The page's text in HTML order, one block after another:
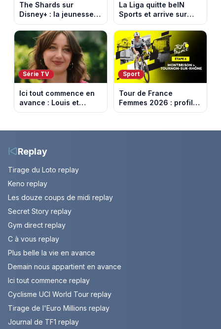
The Shards sur
Disney+ : la jeunesse
dorée de Los Angeles
face à un tueur dans
les années 80
La Liga quitte beIN
Sports et arrive sur
DAZN et Disney+ en
France
Série TV
Ici tout commence en
avance : Louis et
Jasmine enfin en
août 2026 (spoiler)
Sport
Tour de France
Femmes 2026 : profil
et horaires de la 6e
Montbrison et
Replay
Tirage du Loto replay
Keno replay
Les douze coups de midi replay
Secret Story replay
Gym direct replay
C à vous replay
Plus belle la vie en avance
Demain nous appartient en avance
Ici tout commence replay
Cyclisme UCI World Tour replay
Tirage de l'Euro Millions replay
Journal de TF1 replay